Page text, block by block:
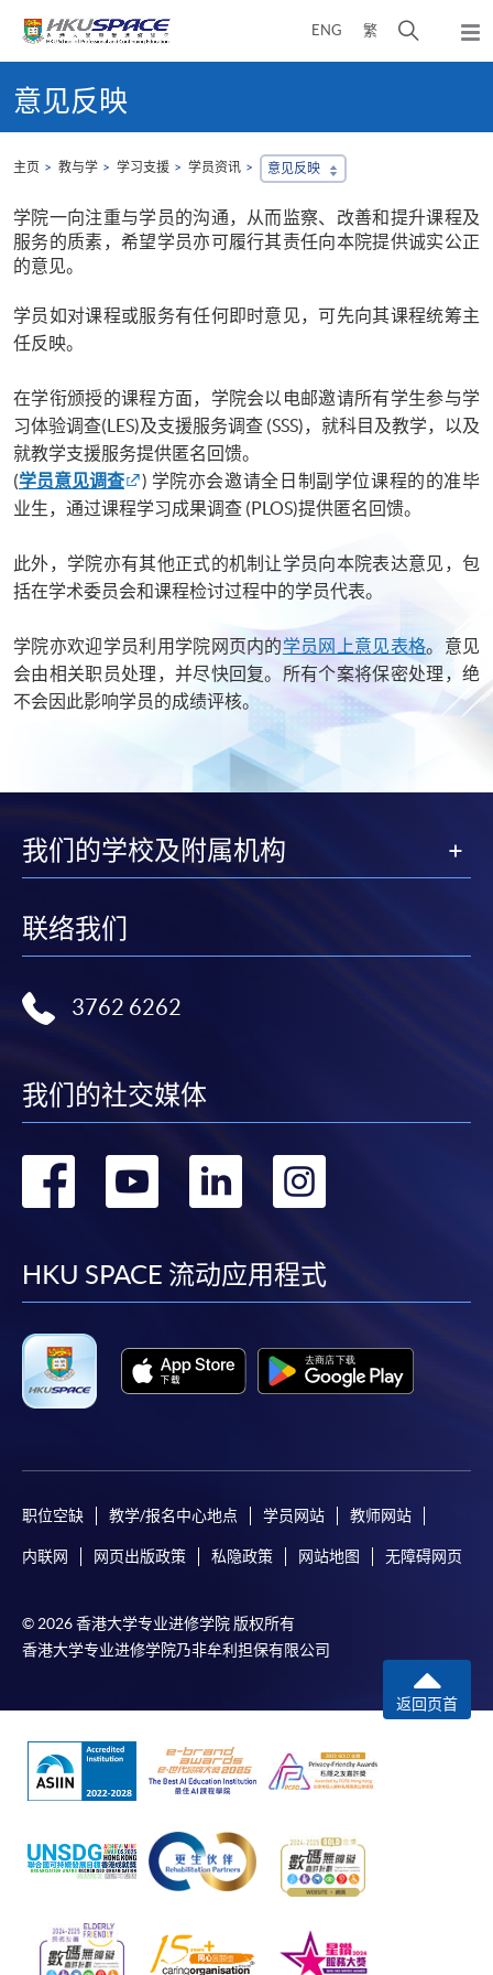
ENG 繁
开
弹
出
单
content
start意见反映
主页 教与学 学习支援 学员资讯 意见反映
学院一向注重与学员的沟通，从而监察、改善和提升课程及
服务的质素，希望学员亦可履行其责任向本院提供诚实公正
的意见。
学员如对课程或服务有任何即时意见，可先向其课程统筹主
任反映。
在学衔颁授的课程方面，学院会以电邮邀请所有学生参与学
习体验调查(LES)及支援服务调查 (SSS)，就科目及教学，以及
就教学支援服务提供匿名回馈。
(学员意见调查
) 学院亦会邀请全日制副学位课程的的准毕
业生，通过课程学习成果调查 (PLOS)提供匿名回馈。
此外，学院亦有其他正式的机制让学员向本院表达意见，包
括在学术委员会和课程检讨过程中的学员代表。
学院亦欢迎学员利用学院网页内的学员网上意见表格。意见
会由相关职员处理，并尽快回复。所有个案将保密处理，绝
不会因此影响学员的成绩评核。
我们的学校及附属机构
联络我们
3762 6262
我们的社交媒体
转
facebook
转
youtube
转
linkedin
转
HKU SPACE 流动应用程式
职位空缺 教学/报名中心地点 学员网站 教师网站
内联网 网页出版政策 私隐政策 网站地图 无障碍网页
© 2026 香港大学专业进修学院 版权所有
香港大学专业进修学院乃非牟利担保有限公司
返回页首